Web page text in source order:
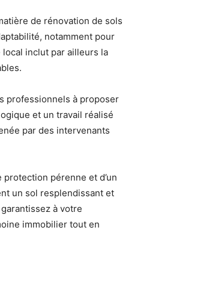
de rénovation de sols
notamment pour
inclut par ailleurs la
professionnels à proposer
et un travail réalisé
par des intervenants
pérenne et d’un
un sol resplendissant et
à votre
immobilier tout en